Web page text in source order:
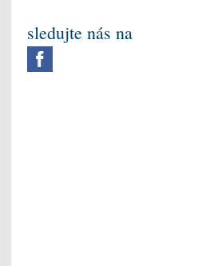
sledujte nás na